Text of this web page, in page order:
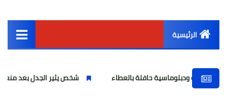
الرئيسية
أخبار مصر
حافلة بالعطاء شخص يثير الجدل بعد منعه من رفع علم